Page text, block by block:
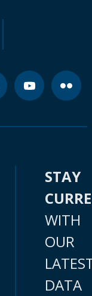
STAY
WITH
OUR
DATA